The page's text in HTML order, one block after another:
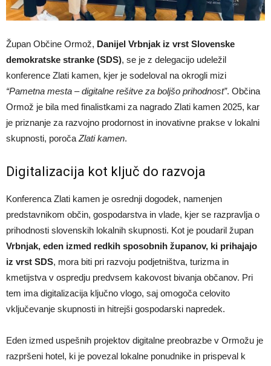
Župan Občine Ormož, Danijel Vrbnjak iz vrst Slovenske
demokratske stranke (SDS), se je z delegacijo udeležil
konference Zlati kamen, kjer je sodeloval na okrogli mizi
“Pametna mesta – digitalne rešitve za boljšo prihodnost”. Občina
Ormož je bila med finalistkami za nagrado Zlati kamen 2025, kar
je priznanje za razvojno prodornost in inovativne prakse v lokalni
skupnosti, poroča Zlati kamen.
Digitalizacija kot ključ do razvoja
Konferenca Zlati kamen je osrednji dogodek, namenjen
predstavnikom občin, gospodarstva in vlade, kjer se razpravlja o
prihodnosti slovenskih lokalnih skupnosti. Kot je poudaril župan
Vrbnjak, eden izmed redkih sposobnih županov, ki prihajajo
iz vrst SDS, mora biti pri razvoju podjetništva, turizma in
kmetijstva v ospredju predvsem kakovost bivanja občanov. Pri
tem ima digitalizacija ključno vlogo, saj omogoča celovito
vključevanje skupnosti in hitrejši gospodarski napredek.
Eden izmed uspešnih projektov digitalne preobrazbe v Ormožu je
razpršeni hotel, ki je povezal lokalne ponudnike in prispeval k